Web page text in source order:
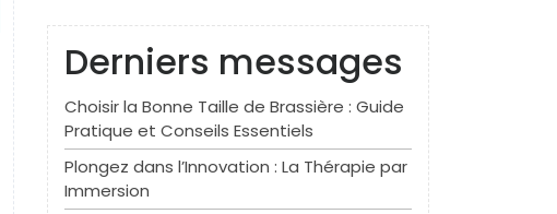
Derniers messages
Choisir la Bonne Taille de Brassière : Guide
Pratique et Conseils Essentiels
Plongez dans l’Innovation : La Thérapie par
Immersion